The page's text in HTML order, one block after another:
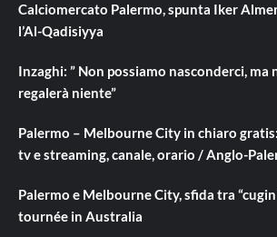
Calciomercato Palermo, spunta Iker
l’Al-Qadisiyya
Inzaghi: ” Non possiamo nasconderci, ma
regalerà niente”
Palermo – Melbourne City in chiaro
tv e streaming, canale, orario / Anglo-
Palermo e Melbourne City, sfida tra
tournée in Australia